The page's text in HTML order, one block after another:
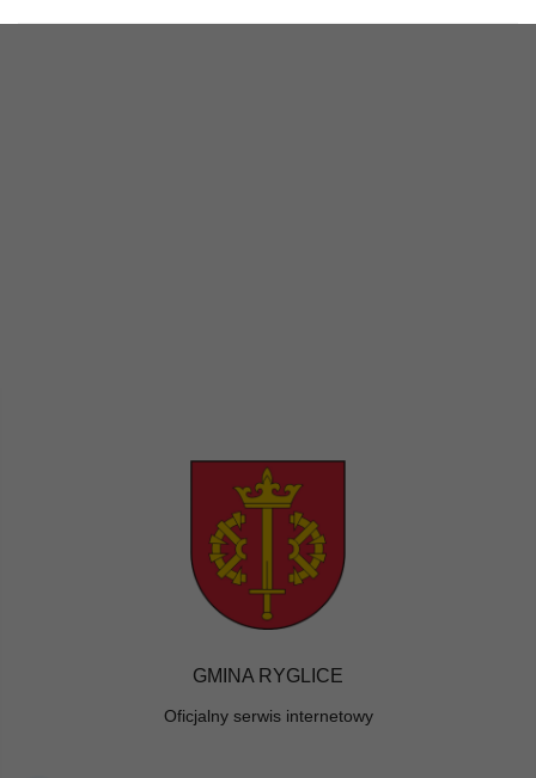
GMINA RYGLICE
Oficjalny serwis internetowy